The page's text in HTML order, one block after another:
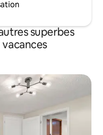
superbes